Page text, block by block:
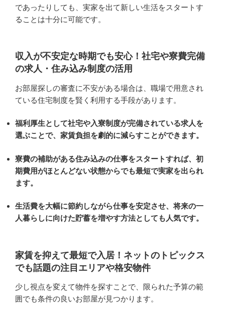
であったりしても、実家を出て新しい生活をスタートす
ることは十分に可能です。
収入が不安定な時期でも安心！社宅や寮費完備
の求人・住み込み制度の活用
お部屋探しの審査に不安がある場合は、職場で用意され
ている住宅制度を賢く利用する手段があります。
福利厚生として社宅や入寮制度が完備されている求人を
選ぶことで、家賃負担を劇的に減らすことができます。
寮費の補助がある住み込みの仕事をスタートすれば、初
期費用がほとんどない状態からでも最短で実家を出られ
ます。
生活費を大幅に節約しながら仕事を安定させ、将来の一
人暮らしに向けた貯蓄を増やす方法としても人気です。
家賃を抑えて最短で入居！ネットのトピックス
でも話題の注目エリアや格安物件
少し視点を変えて物件を探すことで、限られた予算の範
囲でも条件の良いお部屋が見つかります。